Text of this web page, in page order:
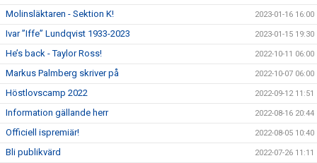
Molinsläktaren - Sektion K! 2023-01-16 16:00
Ivar ”Iffe” Lundqvist 1933-2023 2023-01-15 19:30
He’s back - Taylor Ross! 2022-10-11 06:00
Markus Palmberg skriver på 2022-10-07 06:00
Höstlovscamp 2022 2022-09-12 11:51
Information gällande herr 2022-08-16 20:44
Officiell ispremiär! 2022-08-05 10:40
Bli publikvärd 2022-07-26 11:11